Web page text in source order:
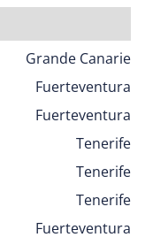
Grande Canarie
Fuerteventura
Fuerteventura
Tenerife
Tenerife
Tenerife
Fuerteventura